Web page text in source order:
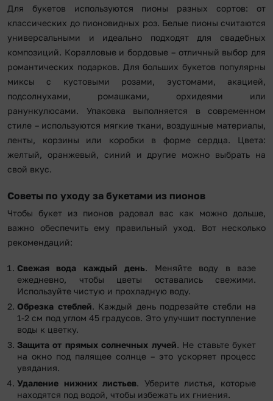
Для букетов используются пионы разных сортов: от
классических до пионовидных роз. Белые пионы считаются
универсальными и идеально подходят для свадебных
композиций. Коралловые и бордовые – отличный выбор для
романтических подарков. Для больших букетов популярны
миксы с кустовыми розами, эустомами, акацией,
подсолнухами, ромашками, орхидеями или
ранункулюсами. Упаковка выполняется в современном
стиле – используются мягкие ткани, воздушные материалы,
ленты, корзины или коробки в форме сердца. Цвета:
желтый, оранжевый, синий и другие можно выбрать на
свой вкус.
Советы по уходу за букетами из пионов
Чтобы букет из пионов радовал вас как можно дольше,
важно обеспечить ему правильный уход. Вот несколько
рекомендаций:
Свежая вода каждый день. Меняйте воду в вазе
ежедневно, чтобы цветы оставались свежими.
Используйте чистую и прохладную воду.
Обрезка стеблей. Каждый день подрезайте стебли на
1-2 см под углом 45 градусов. Это улучшит поступление
воды к цветку.
Защита от прямых солнечных лучей. Не ставьте букет
на окно под палящее солнце – это ускоряет процесс
увядания.
Удаление нижних листьев. Уберите листья, которые
находятся под водой, чтобы избежать их гниения.